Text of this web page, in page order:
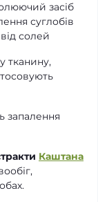
засіб
суглобів
солей
тканину,
запалення
Каштана